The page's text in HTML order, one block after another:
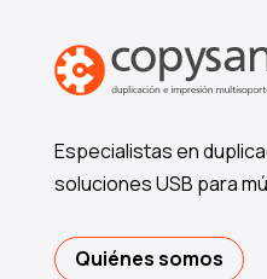
Especialistas en
soluciones USB para
Quiénes somos